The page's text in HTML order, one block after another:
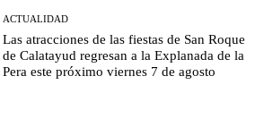
ACTUALIDAD
Las atracciones de las fiestas de San Roque
de Calatayud regresan a la Explanada de la
Pera este próximo viernes 7 de agosto